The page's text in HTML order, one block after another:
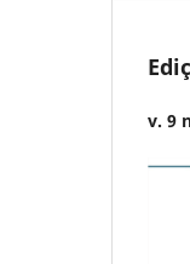
v. 9